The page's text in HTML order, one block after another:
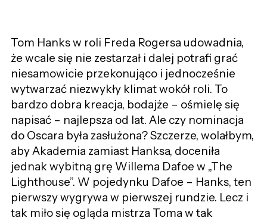
Tom Hanks w roli Freda Rogersa udowadnia,
że wcale się nie zestarzał i dalej potrafi grać
niesamowicie przekonująco i jednocześnie
wytwarzać niezwykły klimat wokół roli. To
bardzo dobra kreacja, bodajże – ośmielę się
napisać – najlepsza od lat. Ale czy nominacja
do Oscara była zasłużona? Szczerze, wolałbym,
aby Akademia zamiast Hanksa, doceniła
jednak wybitną grę Willema Dafoe w „The
Lighthouse”. W pojedynku Dafoe – Hanks, ten
pierwszy wygrywa w pierwszej rundzie. Lecz i
tak miło się ogląda mistrza Toma w tak